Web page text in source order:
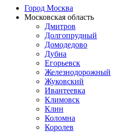
Город Москва
Московская область
Дмитров
Долгопрудный
Домодедово
Дубна
Егорьевск
Железнодорожный
Жуковский
Ивантеевка
Климовск
Клин
Коломна
Королев